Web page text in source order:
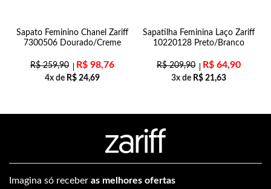
Sapato Feminino Chanel Zariff
7300506 Dourado/Creme
R$259,90 R$ 98,76
4x de R$ 24,69
Sapatilha Feminina Laço Zariff
10220128 Preto/Branco
R$209,90 R$ 64,90
3x de R$ 21,63
Imagina só receber as melhores ofertas